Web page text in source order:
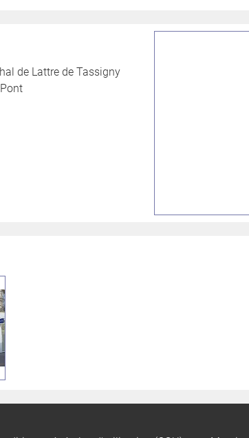
de Lattre de Tassigny